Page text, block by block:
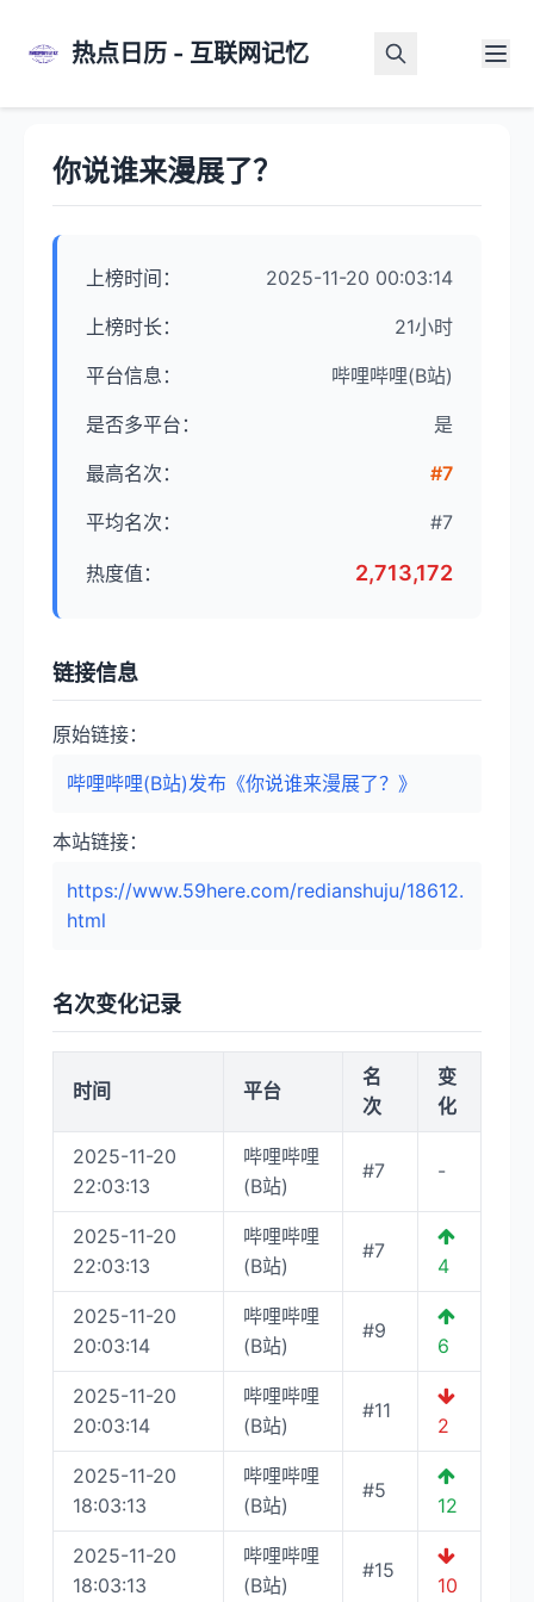
热点日历 - 互联网记忆
你说谁来漫展了？
上榜时间： 2025-11-20 00:03:14
上榜时长： 21小时
平台信息： 哔哩哔哩(B站)
是否多平台： 是
最高名次： #7
平均名次： #7
热度值： 2,713,172
链接信息
原始链接：
哔哩哔哩(B站)发布《你说谁来漫展了？》
本站链接：
https://www.59here.com/redianshuju/18612.
html
名次变化记录
时间 平台
名
次
变
化
2025-11-20
22:03:13
哔哩哔哩
(B站)
#7 -
2025-11-20
22:03:13
哔哩哔哩
(B站)
#7
4
2025-11-20
20:03:14
哔哩哔哩
(B站)
#9
6
2025-11-20
20:03:14
哔哩哔哩
(B站)
#11
2
2025-11-20
18:03:13
哔哩哔哩
(B站)
#5
12
2025-11-20
18:03:13
哔哩哔哩
(B站)
#15
10